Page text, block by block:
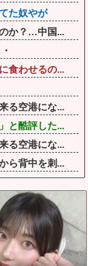
た奴やが
か？…中国...
食わせるの...
る空港にな...
と酷評した...
る空港にな...
ら背中を刺...